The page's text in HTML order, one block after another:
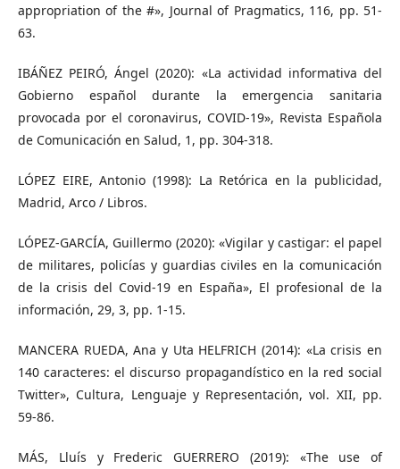
appropriation of the #», Journal of Pragmatics, 116, pp. 51-
63.
IBÁÑEZ PEIRÓ, Ángel (2020): «La actividad informativa del
Gobierno español durante la emergencia sanitaria
provocada por el coronavirus, COVID-19», Revista Española
de Comunicación en Salud, 1, pp. 304-318.
LÓPEZ EIRE, Antonio (1998): La Retórica en la publicidad,
Madrid, Arco / Libros.
LÓPEZ-GARCÍA, Guillermo (2020): «Vigilar y castigar: el papel
de militares, policías y guardias civiles en la comunicación
de la crisis del Covid-19 en España», El profesional de la
información, 29, 3, pp. 1-15.
MANCERA RUEDA, Ana y Uta HELFRICH (2014): «La crisis en
140 caracteres: el discurso propagandístico en la red social
Twitter», Cultura, Lenguaje y Representación, vol. XII, pp.
59-86.
MÁS, Lluís y Frederic GUERRERO (2019): «The use of